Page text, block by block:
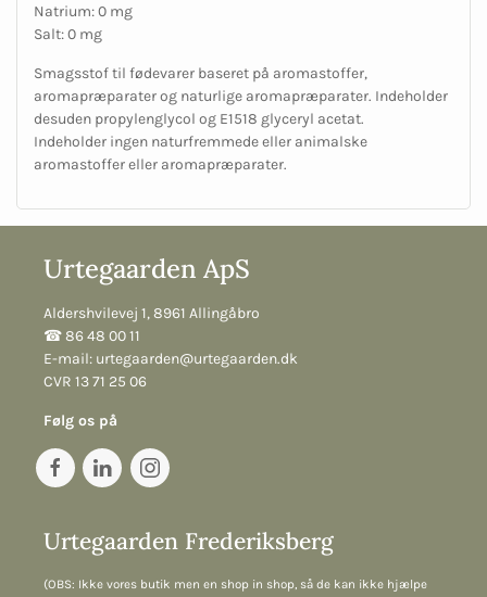
Natrium: 0 mg
Salt: 0 mg
Smagsstof til fødevarer baseret på aromastoffer,
aromapræparater og naturlige aromapræparater. Indeholder
desuden propylenglycol og E1518 glyceryl acetat.
Indeholder ingen naturfremmede eller animalske
aromastoffer eller aromapræparater.
Urtegaarden ApS
Aldershvilevej 1, 8961 Allingåbro
☎︎ 86 48 00 11
E-mail: urtegaarden@urtegaarden.dk
CVR 13 71 25 06
Følg os på
Urtegaarden Frederiksberg
(OBS: Ikke vores butik men en shop in shop, så de kan ikke hjælpe